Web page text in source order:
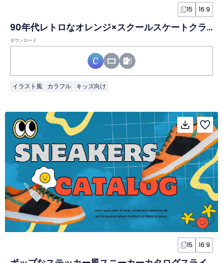
15 16:9
90年代レトロなオレンジ×スクールスケートクラブスライド
ダウンロード
イラスト風 カラフル キッズ向け
15 16:9